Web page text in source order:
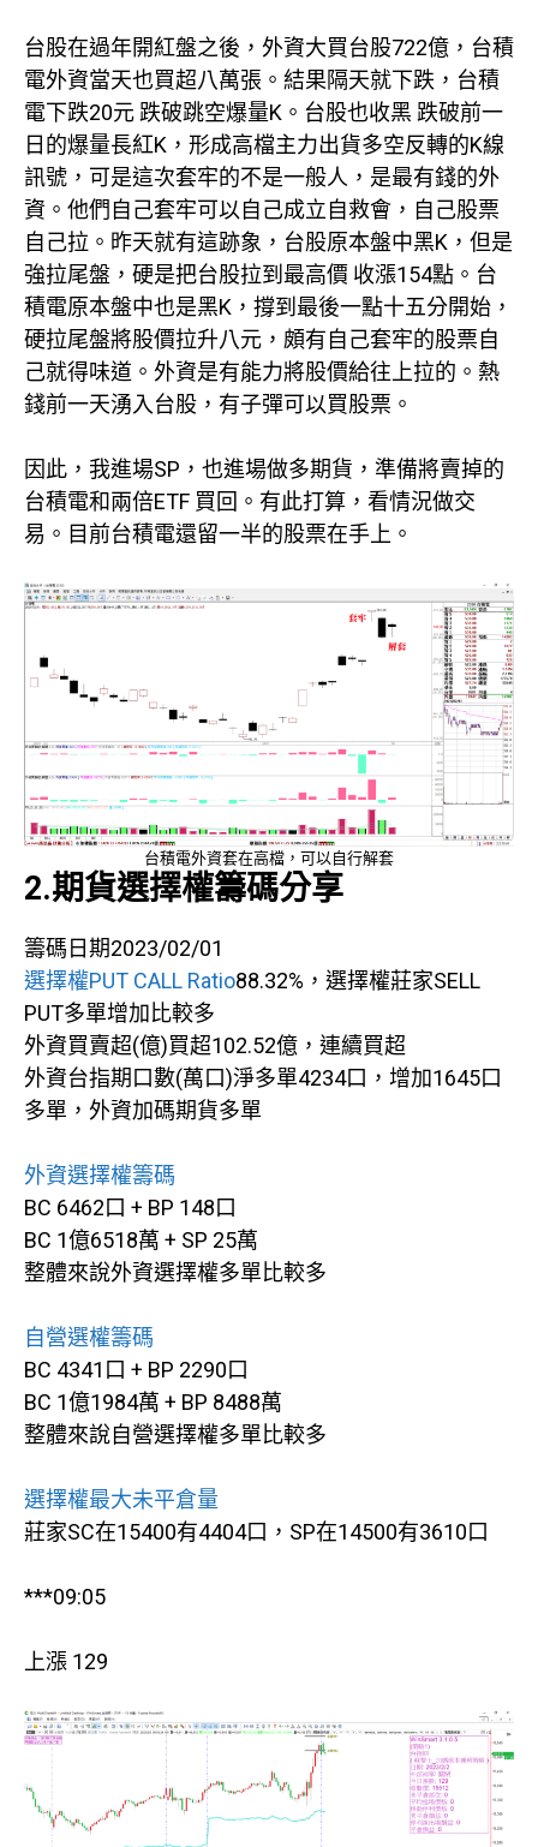
台股在過年開紅盤之後，外資大買台股722億，台積
電外資當天也買超八萬張。結果隔天就下跌，台積
電下跌20元 跌破跳空爆量K。台股也收黑 跌破前一
日的爆量長紅K，形成高檔主力出貨多空反轉的K線
訊號，可是這次套牢的不是一般人，是最有錢的外
資。他們自己套牢可以自己成立自救會，自己股票
自己拉。昨天就有這跡象，台股原本盤中黑K，但是
強拉尾盤，硬是把台股拉到最高價 收漲154點。台
積電原本盤中也是黑K，撐到最後一點十五分開始，
硬拉尾盤將股價拉升八元，頗有自己套牢的股票自
己就得味道。外資是有能力將股價給往上拉的。熱
錢前一天湧入台股，有子彈可以買股票。
因此，我進場SP，也進場做多期貨，準備將賣掉的
台積電和兩倍ETF 買回。有此打算，看情況做交
易。目前台積電還留一半的股票在手上。
台積電外資套在高檔，可以自行解套
2.期貨選擇權籌碼分享
籌碼日期2023/02/01
選擇權PUT CALL Ratio88.32%，選擇權莊家SELL
PUT多單增加比較多
外資買賣超(億)買超102.52億，連續買超
外資台指期口數(萬口)淨多單4234口，增加1645口
多單，外資加碼期貨多單
外資選擇權籌碼
BC 6462口 + BP 148口
BC 1億6518萬 + SP 25萬
整體來說外資選擇權多單比較多
自營選權籌碼
BC 4341口 + BP 2290口
BC 1億1984萬 + BP 8488萬
整體來說自營選擇權多單比較多
選擇權最大未平倉量
莊家SC在15400有4404口，SP在14500有3610口
***09:05
上漲 129